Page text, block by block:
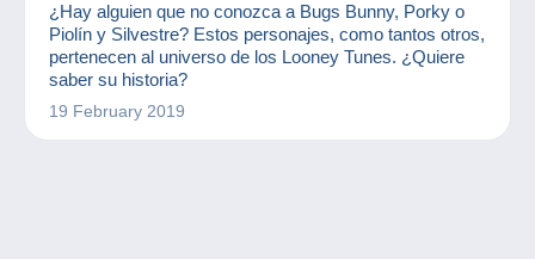
¿Hay alguien que no conozca a Bugs Bunny, Porky o
Piolín y Silvestre? Estos personajes, como tantos otros,
pertenecen al universo de los Looney Tunes. ¿Quiere
saber su historia?
19 February 2019